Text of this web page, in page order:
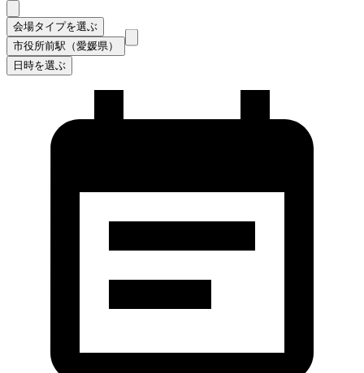
会場タイプを選ぶ
市役所前駅（愛媛県）
日時を選ぶ